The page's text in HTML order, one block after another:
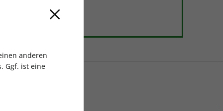
anderen
Ggf. ist eine